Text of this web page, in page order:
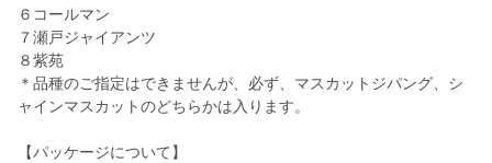
６コールマン
７瀬戸ジャイアンツ
８紫苑
＊品種のご指定はできませんが、必ず、マスカットジパング、シ
ャインマスカットのどちらかは入ります。
【パッケージについて】